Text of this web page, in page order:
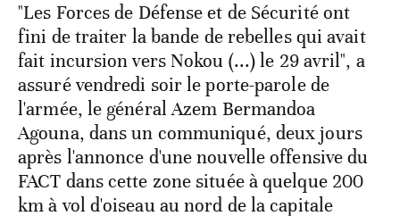
"Les Forces de Défense et de Sécurité ont
fini de traiter la bande de rebelles qui avait
fait incursion vers Nokou (...) le 29 avril", a
assuré vendredi soir le porte-parole de
l'armée, le général Azem Bermandoa
Agouna, dans un communiqué, deux jours
après l'annonce d'une nouvelle offensive du
FACT dans cette zone située à quelque 200
km à vol d'oiseau au nord de la capitale